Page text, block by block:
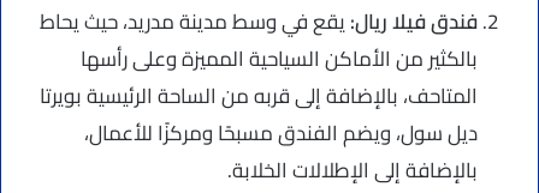
فندق فيلا ريال:يقع في وسط مدينة مدريد، حيث يحاط
بالكثير من الأماكن السياحية المميزة وعلى رأسها
المتاحف، بالإضافة إلى قربه من الساحة الرئيسية بويرتا
ديل سول، ويضم الفندق مسبحًا ومركزًا للأعمال،
بالإضافة إلى الإطلالات الخلابة.